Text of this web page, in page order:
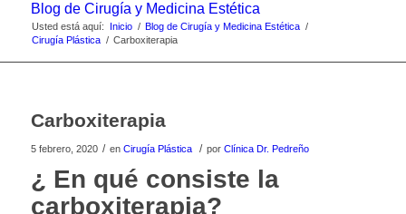
Blog de Cirugía y Medicina Estética
Usted está aquí: Inicio / Blog de Cirugía y Medicina Estética /
Cirugía Plástica / Carboxiterapia
Carboxiterapia
5 febrero, 2020 / en Cirugía Plástica / por Clínica Dr. Pedreño
¿ En qué consiste la
carboxiterapia?